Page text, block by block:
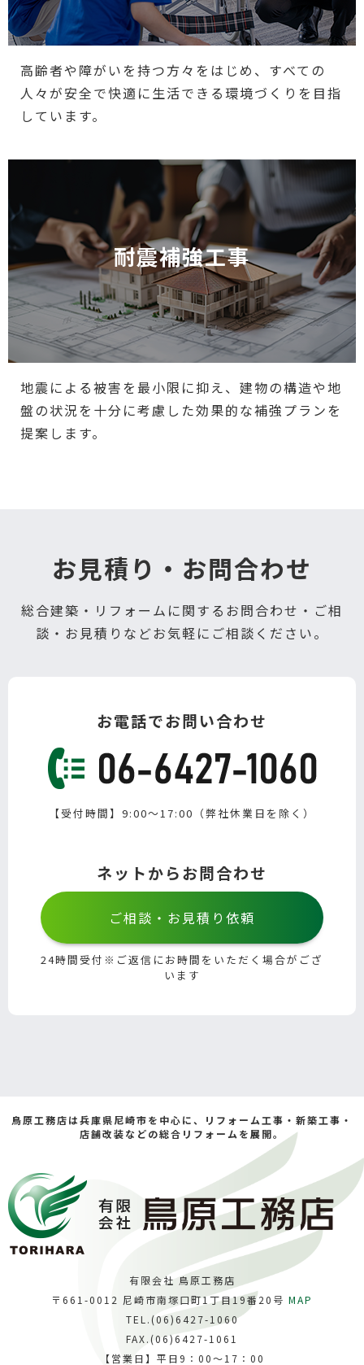
高齢者や障がいを持つ方々をはじめ、すべての
人々が安全で快適に生活できる環境づくりを目指
しています。
耐震補強工事
地震による被害を最小限に抑え、建物の構造や地
盤の状況を十分に考慮した効果的な補強プランを
提案します。
お見積り・お問合わせ
総合建築・リフォームに関するお問合わせ・ご相
談・お見積りなどお気軽にご相談ください。
お電話でお問い合わせ
【受付時間】9:00～17:00（弊社休業日を除く）
ネットからお問合わせ
ご相談・お見積り依頼
24時間受付※ご返信にお時間をいただく場合がござ
います
鳥原工務店は兵庫県尼崎市を中心に、リフォーム工事・新築工事・
店舗改装などの総合リフォームを展開。
有限会社 鳥原工務店
〒661-0012 尼崎市南塚口町1丁目19番20号 MAP
TEL.(06)6427-1060
FAX.(06)6427-1061
【営業日】平日9：00～17：00